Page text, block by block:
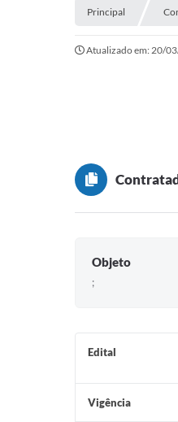
Principal
Atualizado em: 20/
Objeto
;
Edital
Vigência